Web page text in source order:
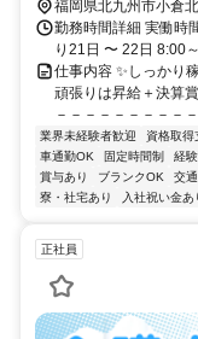
福岡県北九州市小倉
勤務時間詳細 実働時
り21日 〜 22日 8:00
仕事内容 ✨しっかり
頑張りは昇給＋決算
－－－－－－－－－
業界未経験者歓迎 資格取得
車通勤OK
固定時間制 経
賞与あり
ブランクOK 交
寮・社宅あり
入社祝い金あ
正社員